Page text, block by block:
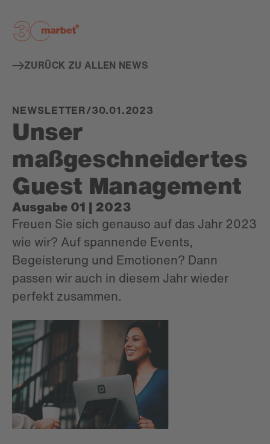
ZURÜCK ZU ALLEN NEWS
NEWSLETTER/30.01.2023
Unser
maßgeschneidertes
Guest Management
Ausgabe 01 | 2023
Freuen Sie sich genauso auf das Jahr 2023
wie wir? Auf spannende Events,
Begeisterung und Emotionen? Dann
passen wir auch in diesem Jahr wieder
perfekt zusammen.